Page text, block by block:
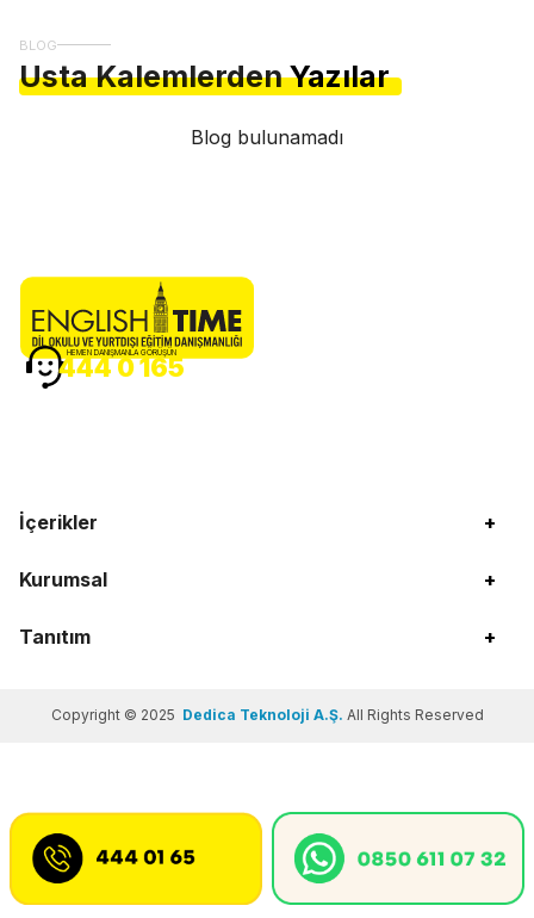
BLOG
Usta Kalemlerden Yazılar
Blog bulunamadı
İçerikler +
Kurumsal +
Tanıtım +
HEMEN DANIŞMANLA GÖRÜŞÜN
444 0 165
Copyright © 2025 Dedica Teknoloji A.Ş. All Rights Reserved